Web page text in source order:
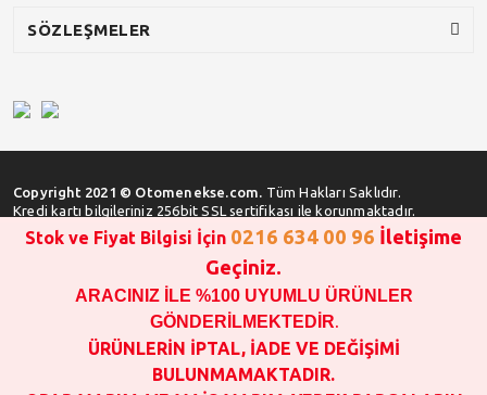
SÖZLEŞMELER
Copyright 2021 © Otomenekse.com. Tüm Hakları Saklıdır.
Kredi kartı bilgileriniz 256bit SSL sertifikası ile korunmaktadır.
SATIN ALMA İŞLEMİ YAPMADAN ÖNCE
STOK VE FİYAT BİLGİSİ ALINIZ !!!
1000 TL VE ÜSTÜ SİPARİŞ VERİLEBİLİR!!!
OPAR MARKA VE MAİS MARKA YEDEK PARÇALARIN
GARANTİSİ YOKTUR!!!!!!!!!!!
Stok ve Fiyat Bilgisi İçin 0216 634 00 96 İletişime
Geçiniz.
ARACINIZ İLE %100 UYUMLU ÜRÜNLER
GÖNDERİLMEKTEDİR.
ÜRÜNLERİN İPTAL, İADE VE DEĞİŞİMİ
BULUNMAMAKTADIR.